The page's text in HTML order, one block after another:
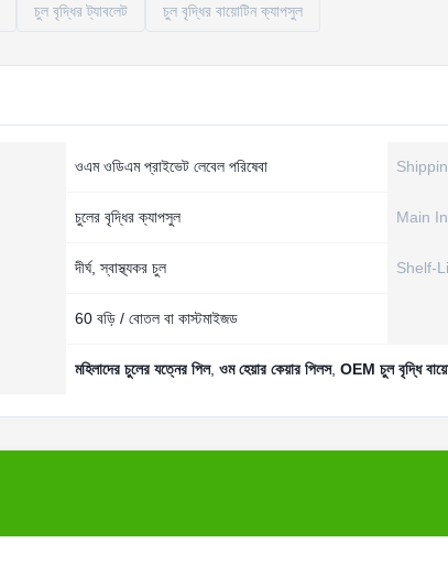
চুল বৃদ্ধির ট্যাবলেট চুল বৃদ্ধির বায়োটিন ক্যাপসুল
ওএম ওডিএম প্রাইভেট লেবেল পরিষেবা
চুলের বৃদ্ধির ক্যাপসুল Main
দীর্ঘ, স্বাস্থ্যকর চুল Shelf-
60 বড়ি / বোতল বা কাস্টমাইজড
মহিলাদের চুলের যত্নের পিল, ওম হেয়ার কেয়ার পিলস, OEM চুল বৃদ্ধি